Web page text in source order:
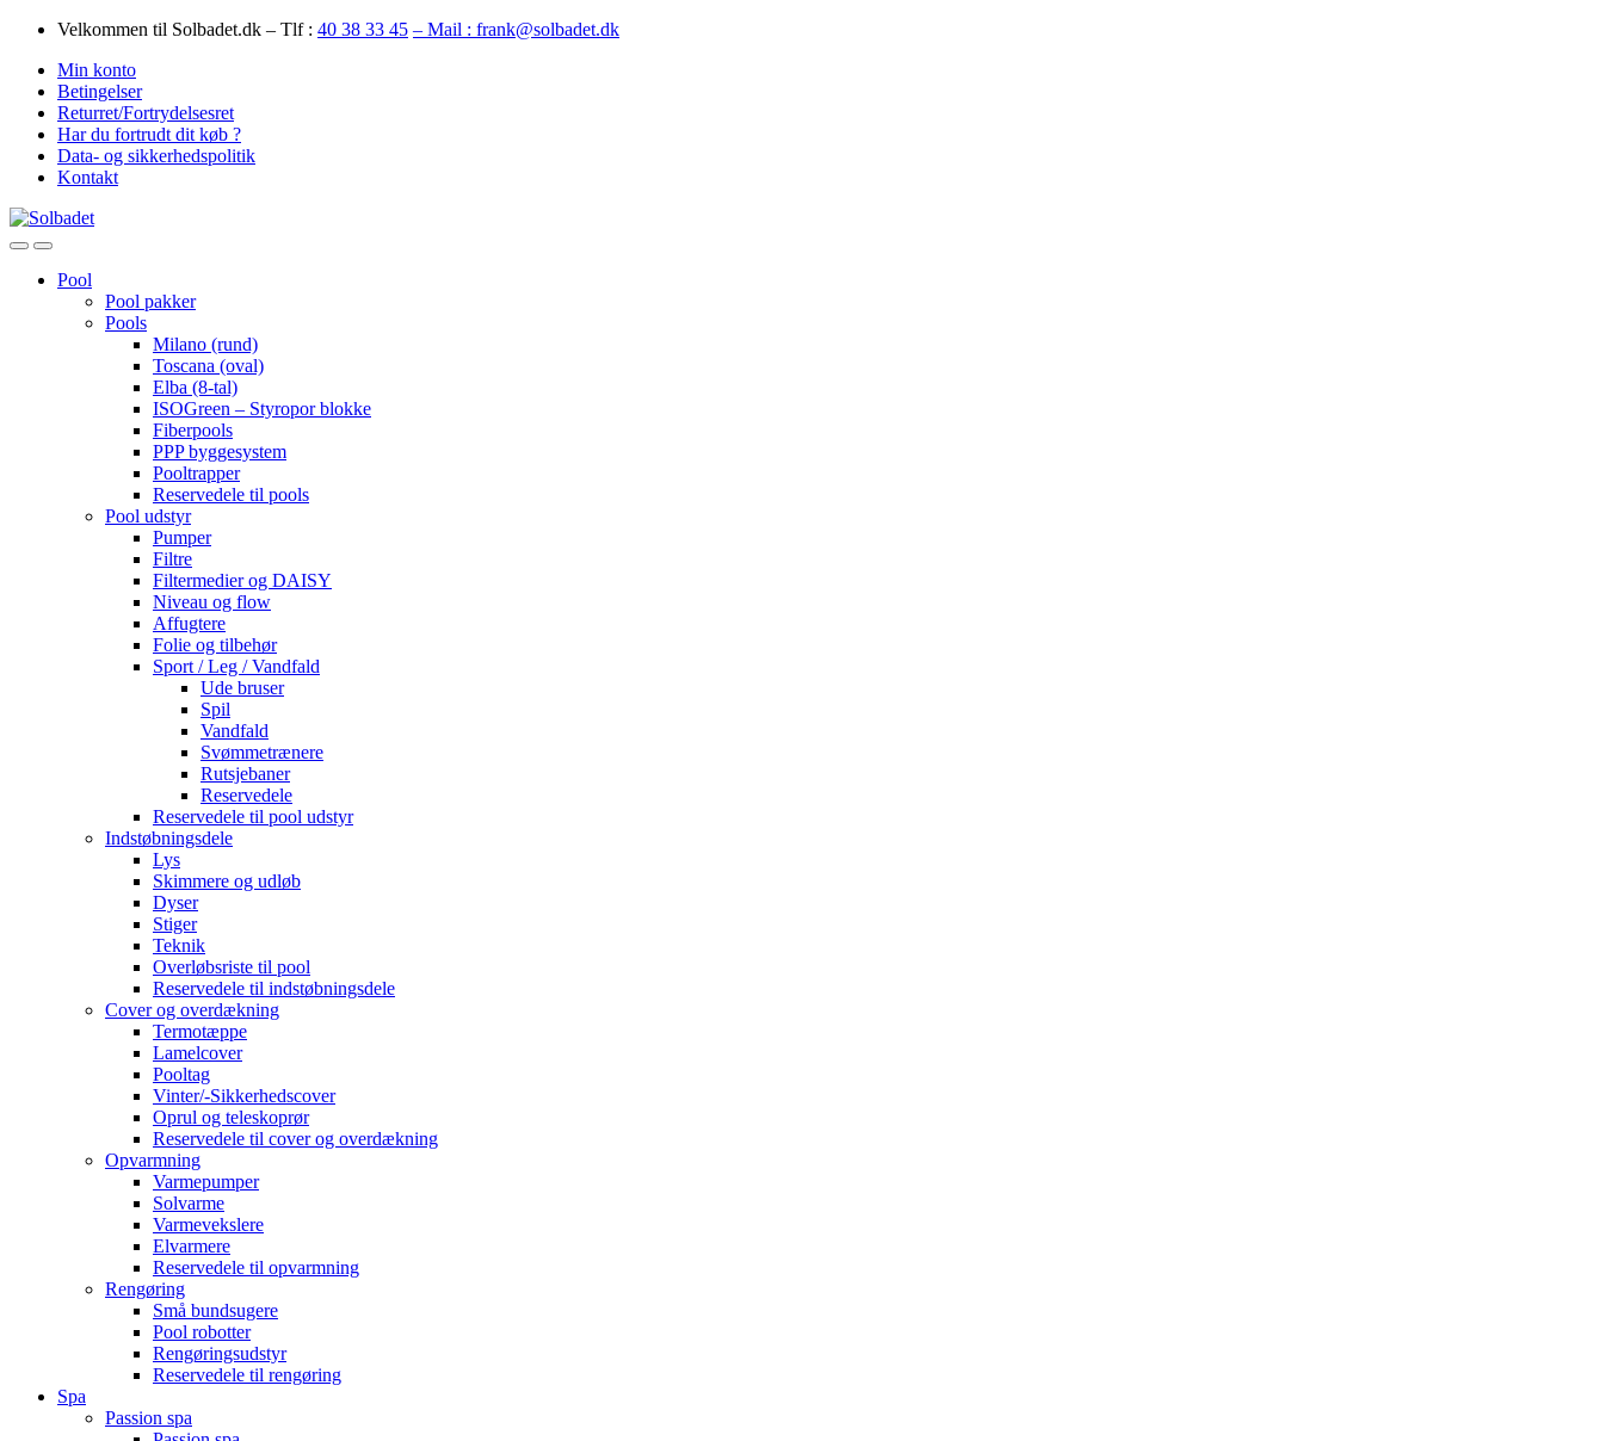
Skip
navigation
Skip
content
Velkommen til Solbadet.dk – Tlf : 40 38 33 45 – Mail : frank@solbadet.dk
Min konto
Betingelser
Returret/Fortrydelsesret
Har du fortrudt dit køb ?
Data- og sikkerhedspolitik
Kontakt
OpenClose
Pool
Pool pakker
Pools
Milano (rund)
Toscana (oval)
Elba (8-tal)
ISOGreen – Styropor blokke
Fiberpools
PPP byggesystem
Pooltrapper
Reservedele til pools
Pool udstyr
Pumper
Filtre
Filtermedier og DAISY
Niveau og flow
Affugtere
Folie og tilbehør
Sport / Leg / Vandfald
Ude bruser
Spil
Vandfald
Svømmetrænere
Rutsjebaner
Reservedele
Reservedele til pool udstyr
Indstøbningsdele
Lys
Skimmere og udløb
Dyser
Stiger
Teknik
Overløbsriste til pool
Reservedele til indstøbningsdele
Cover og overdækning
Termotæppe
Lamelcover
Pooltag
Vinter/-Sikkerhedscover
Oprul og teleskoprør
Reservedele til cover og overdækning
Opvarmning
Varmepumper
Solvarme
Varmevekslere
Elvarmere
Reservedele til opvarmning
Rengøring
Små bundsugere
Pool robotter
Rengøringsudstyr
Reservedele til rengøring
Spa
Passion spa